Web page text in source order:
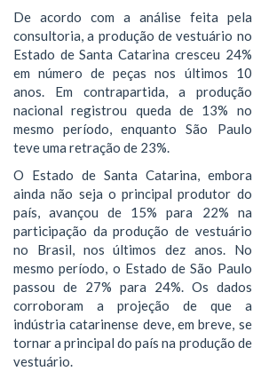
De acordo com a análise feita pela
consultoria, a produção de vestuário no
Estado de Santa Catarina cresceu 24%
em número de peças nos últimos 10
anos. Em contrapartida, a produção
nacional registrou queda de 13% no
mesmo período, enquanto São Paulo
teve uma retração de 23%.
O Estado de Santa Catarina, embora
ainda não seja o principal produtor do
país, avançou de 15% para 22% na
participação da produção de vestuário
no Brasil, nos últimos dez anos. No
mesmo período, o Estado de São Paulo
passou de 27% para 24%. Os dados
corroboram a projeção de que a
indústria catarinense deve, em breve, se
tornar a principal do país na produção de
vestuário.